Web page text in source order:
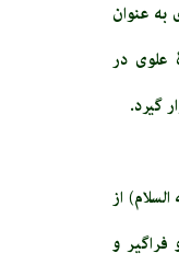
به عنوان
در
گیرد.
از
فراگیر و